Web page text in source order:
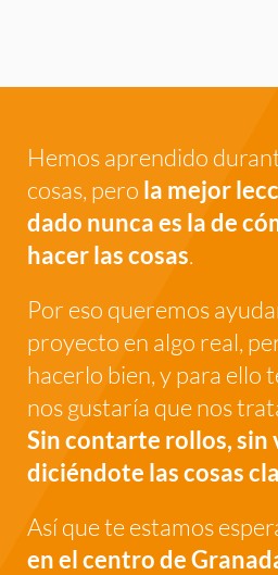
Hemos aprendido
cosas, pero la mejor
dado nunca es la de
hacer las cosas.
Por eso queremos
proyecto en algo real,
hacerlo bien, y para ello
nos gustaría que nos
Sin contarte rollos, sin
diciéndote las cosas
Así que te estamos
en el centro de